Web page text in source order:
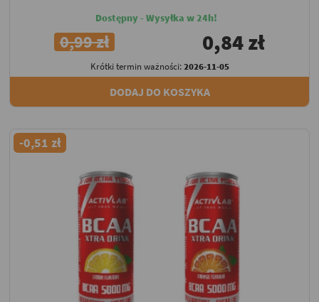
Dostępny - Wysyłka w 24h!
0,99 zł 0,84 zł
Krótki termin ważności:2026-11-05
DODAJ DO KOSZYKA
-0,51 zł